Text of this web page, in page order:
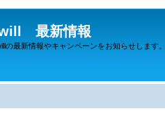
will 最新情報
の最新情報やキャンペーンをお知らせします